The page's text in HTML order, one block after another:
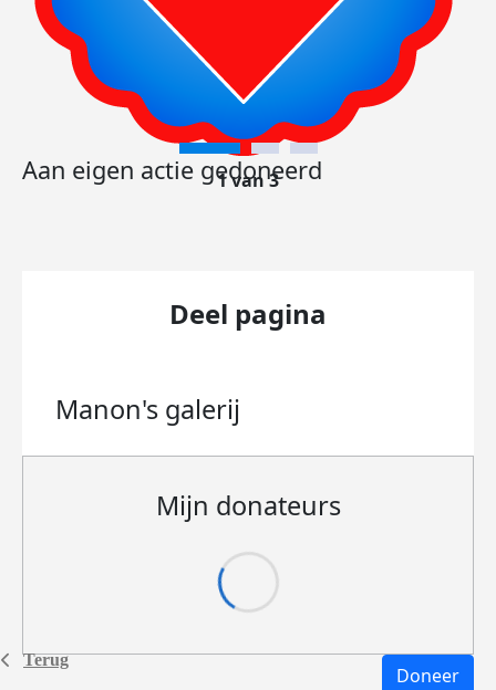
Terug
Aan eigen actie gedoneerd
1 van 3
Deel pagina
Manon's galerij
Mijn donateurs
Doneer